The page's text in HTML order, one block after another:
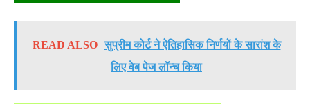
READ ALSO सुप्रीम कोर्ट ने ऐतिहासिक निर्णयों के सारांश के
लिए वेब पेज लॉन्च किया